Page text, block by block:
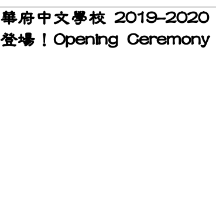
華府中文學校 2019-2020
登場！Opening Ceremony